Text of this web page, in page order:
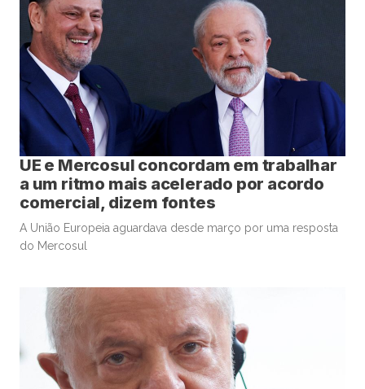
UE e Mercosul concordam em trabalhar
a um ritmo mais acelerado por acordo
comercial, dizem fontes
A União Europeia aguardava desde março por uma resposta
do Mercosul